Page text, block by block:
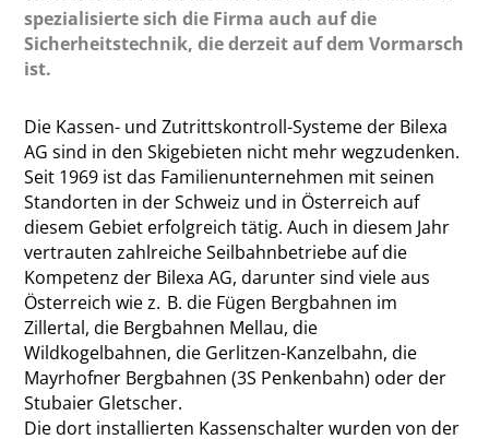
spezialisierte sich die Firma auch auf die
Sicherheitstechnik, die derzeit auf dem Vormarsch
ist.
Die Kassen- und Zutrittskontroll-Systeme der Bilexa
AG sind in den Skigebieten nicht mehr wegzudenken.
Seit 1969 ist das Familienunternehmen mit seinen
Standorten in der Schweiz und in Österreich auf
diesem Gebiet erfolgreich tätig. Auch in diesem Jahr
vertrauten zahlreiche Seilbahnbetriebe auf die
Kompetenz der Bilexa AG, darunter sind viele aus
Österreich wie z. B. die Fügen Bergbahnen im
Zillertal, die Bergbahnen Mellau, die
Wildkogelbahnen, die Gerlitzen-Kanzelbahn, die
Mayrhofner Bergbahnen (3S Penkenbahn) oder der
Stubaier Gletscher.
Die dort installierten Kassenschalter wurden von der